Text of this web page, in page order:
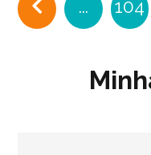
... 104